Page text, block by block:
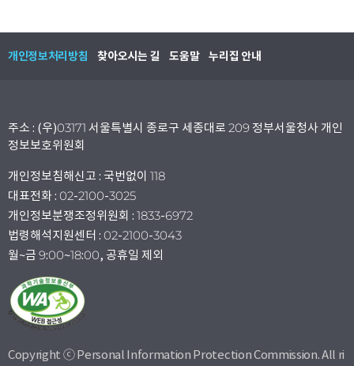
개인정보처리방침 찾아오시는 길 도움말 누리집 안내
주소 : (우)03171 서울특별시 종로구 세종대로 209 정부서울청사 개인
정보보호위원회
개인정보침해신고 : 국번없이 118
대표전화 : 02-2100-3025
개인정보분쟁조정위원회 : 1833-6972
법령해석지원센터 : 02-2100-3043
월~금 9:00~18:00, 공휴일 제외
Copyright ⓒ Personal Information Protection Commission. All ri